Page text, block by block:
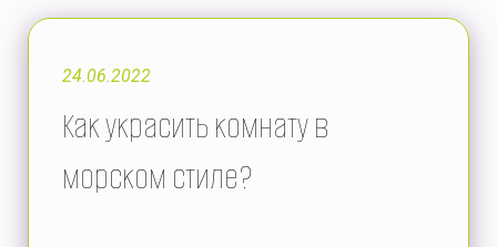
24.06.2022
Как украсить комнату в
морском стиле?